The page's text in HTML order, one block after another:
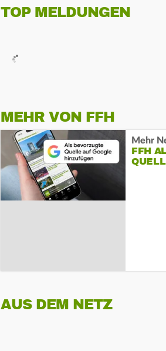
TOP MELDUNGEN
MEHR VON FFH
Mehr
FFH
AUS DEM NETZ